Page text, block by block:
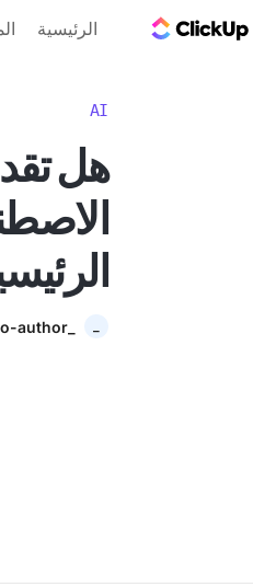
الرئيسية
AI